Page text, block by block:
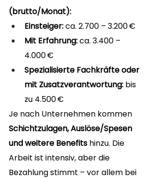
(brutto/Monat):
Einsteiger: ca. 2.700 – 3.200 €
Mit Erfahrung: ca. 3.400 –
4.000 €
Spezialisierte Fachkräfte oder
mit Zusatzverantwortung: bis
zu 4.500 €
Je nach Unternehmen kommen
Schichtzulagen, Auslöse/Spesen
und weitere Benefits hinzu. Die
Arbeit ist intensiv, aber die
Bezahlung stimmt – vor allem bei